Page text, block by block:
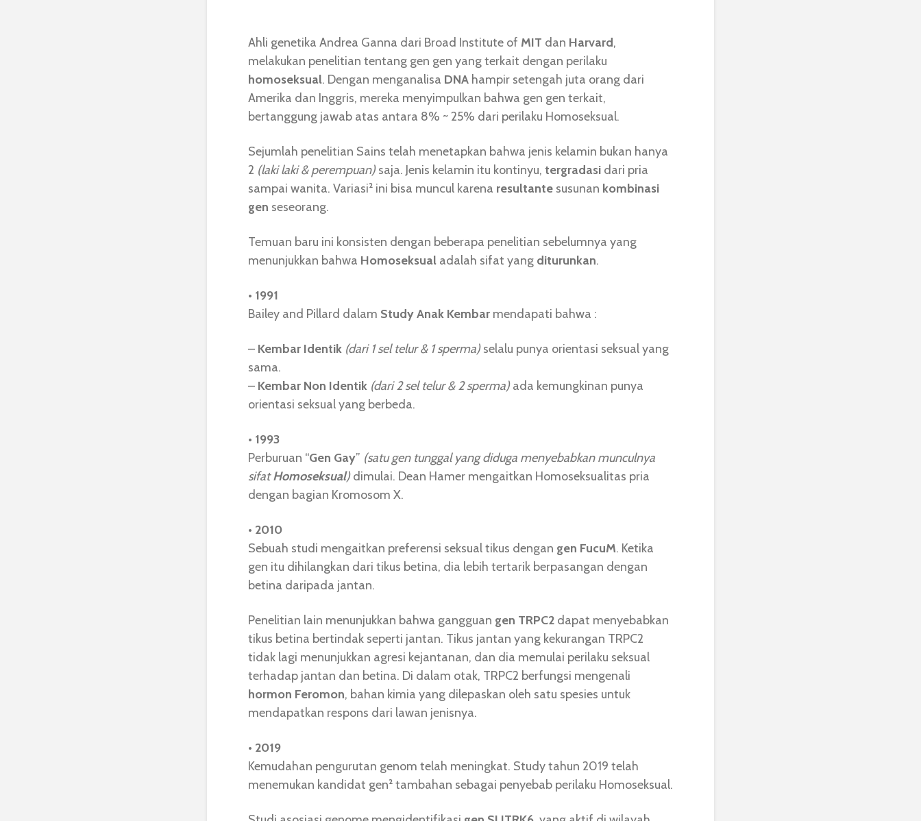
Ahli genetika Andrea Ganna dari Broad Institute of MIT dan Harvard,
melakukan penelitian tentang gen gen yang terkait dengan perilaku
homoseksual. Dengan menganalisa DNA hampir setengah juta orang dari
Amerika dan Inggris, mereka menyimpulkan bahwa gen gen terkait,
bertanggung jawab atas antara 8% ~ 25% dari perilaku Homoseksual.
Sejumlah penelitian Sains telah menetapkan bahwa jenis kelamin bukan hanya
2 (laki laki & perempuan)saja. Jenis kelamin itu kontinyu, tergradasi dari pria
sampai wanita. Variasi² ini bisa muncul karena resultante susunan kombinasi
gen seseorang.
Temuan baru ini konsisten dengan beberapa penelitian sebelumnya yang
menunjukkan bahwa Homoseksual adalah sifat yang diturunkan.
• 1991
Bailey and Pillard dalam Study Anak Kembar mendapati bahwa :
– Kembar Identik (dari 1 sel telur & 1 sperma)selalu punya orientasi seksual yang
sama.
– Kembar Non Identik (dari 2 sel telur & 2 sperma)ada kemungkinan punya
orientasi seksual yang berbeda.
• 1993
Perburuan “Gen Gay” (satu gen tunggal yang diduga menyebabkan munculnya
sifatHomoseksual)dimulai. Dean Hamer mengaitkan Homoseksualitas pria
dengan bagian Kromosom X.
• 2010
Sebuah studi mengaitkan preferensi seksual tikus dengan gen FucuM. Ketika
gen itu dihilangkan dari tikus betina, dia lebih tertarik berpasangan dengan
betina daripada jantan.
Penelitian lain menunjukkan bahwa gangguan gen TRPC2 dapat menyebabkan
tikus betina bertindak seperti jantan. Tikus jantan yang kekurangan TRPC2
tidak lagi menunjukkan agresi kejantanan, dan dia memulai perilaku seksual
terhadap jantan dan betina. Di dalam otak, TRPC2 berfungsi mengenali
hormon Feromon, bahan kimia yang dilepaskan oleh satu spesies untuk
mendapatkan respons dari lawan jenisnya.
• 2019
Kemudahan pengurutan genom telah meningkat. Study tahun 2019 telah
menemukan kandidat gen² tambahan sebagai penyebab perilaku Homoseksual.